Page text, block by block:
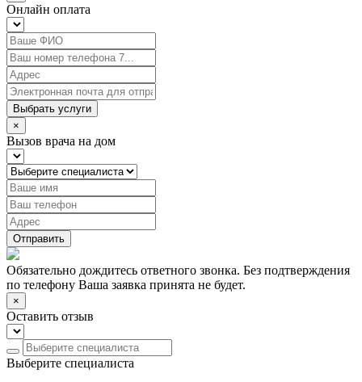
Онлайн оплата
Выбрать услуги
×
Вызов врача на дом
Отправить
Обязательно дождитесь ответного звонка. Без подтверждения
по телефону Ваша заявка принята не будет.
×
Оставить отзыв
Выберите специалиста